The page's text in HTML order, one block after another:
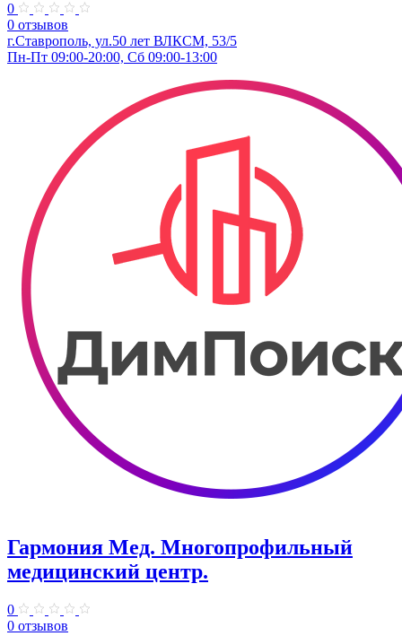
0
0 отзывов
г.Ставрополь, ул.50 лет ВЛКСМ, 53/5
Пн-Пт 09:00-20:00, Сб 09:00-13:00
Гармония Мед. Многопрофильный
медицинский центр.
0
0 отзывов